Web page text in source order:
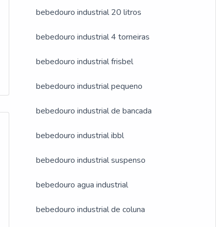
bebedouro industrial 20 litros
bebedouro industrial 4 torneiras
bebedouro industrial frisbel
bebedouro industrial pequeno
bebedouro industrial de bancada
bebedouro industrial ibbl
bebedouro industrial suspenso
bebedouro agua industrial
bebedouro industrial de coluna